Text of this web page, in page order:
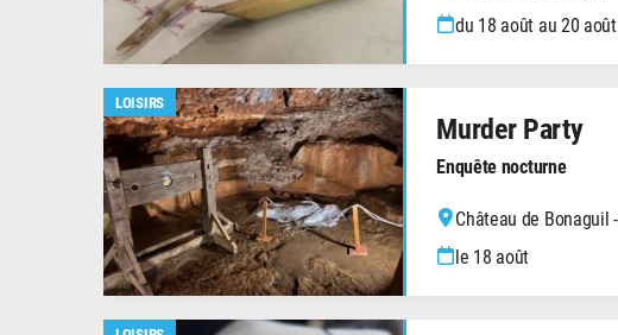
du 18 août au 20 août
LOISIRS
Murder Party
Enquête nocturne
Château de Bonaguil
le 18 août